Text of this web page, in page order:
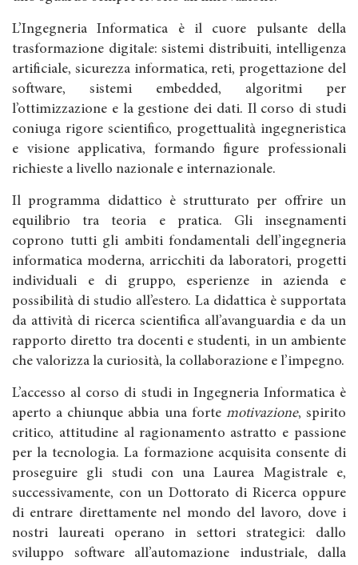
L’Ingegneria Informatica è il cuore pulsante della
trasformazione digitale: sistemi distribuiti, intelligenza
artificiale, sicurezza informatica, reti, progettazione del
software, sistemi embedded, algoritmi per
l’ottimizzazione e la gestione dei dati. Il corso di studi
coniuga rigore scientifico, progettualità ingegneristica
e visione applicativa, formando figure professionali
richieste a livello nazionale e internazionale.
Il programma didattico è strutturato per offrire un
equilibrio tra teoria e pratica. Gli insegnamenti
coprono tutti gli ambiti fondamentali dell’ingegneria
informatica moderna, arricchiti da laboratori, progetti
individuali e di gruppo, esperienze in azienda e
possibilità di studio all’estero. La didattica è supportata
da attività di ricerca scientifica all’avanguardia e da un
rapporto diretto tra docenti e studenti, in un ambiente
che valorizza la curiosità, la collaborazione e l’impegno.
L’accesso al corso di studi in Ingegneria Informatica è
aperto a chiunque abbia una forte motivazione, spirito
critico, attitudine al ragionamento astratto e passione
per la tecnologia. La formazione acquisita consente di
proseguire gli studi con una Laurea Magistrale e,
successivamente, con un Dottorato di Ricerca oppure
di entrare direttamente nel mondo del lavoro, dove i
nostri laureati operano in settori strategici: dallo
sviluppo software all’automazione industriale, dalla